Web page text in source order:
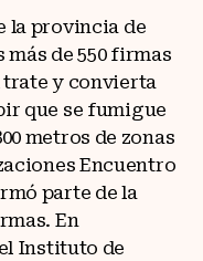
la provincia de
más de 550 firmas
trate y convierta
que se fumigue
metros de zonas
Encuentro
parte de la
En
Instituto de